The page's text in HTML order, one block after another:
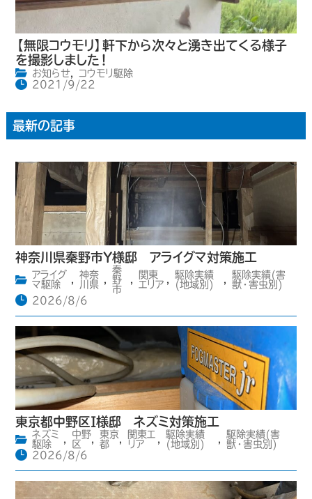
【無限コウモリ】軒下から次々と湧き出てくる様子
を撮影しました！
お知らせ,
コウモリ駆除
2021/9/22
最新の記事
神奈川県秦野市Y様邸 アライグマ対策施工
アライグ
マ駆除
,
神奈
川県 ,
秦
野
市
,
関東
エリア ,
駆除実績
(地域別)
,
駆除実績(害
獣・害虫別)
2026/8/6
東京都中野区I様邸 ネズミ対策施工
ネズミ
駆除
,
中野
区
,
東京
都
,
関東エ
リア
,
駆除実績
(地域別)
,
駆除実績(害
獣・害虫別)
2026/8/6